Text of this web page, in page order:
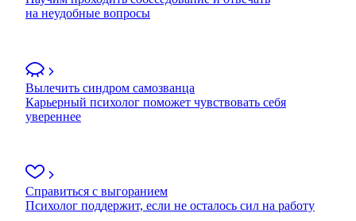
на неудобные вопросы
Вылечить синдром самозванца
Карьерный психолог поможет чувствовать себя
увереннее
Справиться с выгоранием
Психолог поддержит, если не осталось сил на работу